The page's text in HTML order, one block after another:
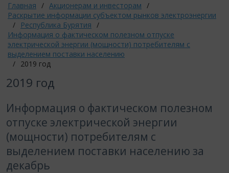
Главная / Акционерам и инвесторам /
Раскрытие информации субъектом рынков электроэнергии
/
Республика Бурятия /
Информация о фактическом полезном отпуске
электрической энергии (мощности) потребителям с
выделением поставки населению
/ 2019 год
2019 год
Информация о фактическом полезном
отпуске электрической энергии
(мощности) потребителям с
выделением поставки населению за
декабрь